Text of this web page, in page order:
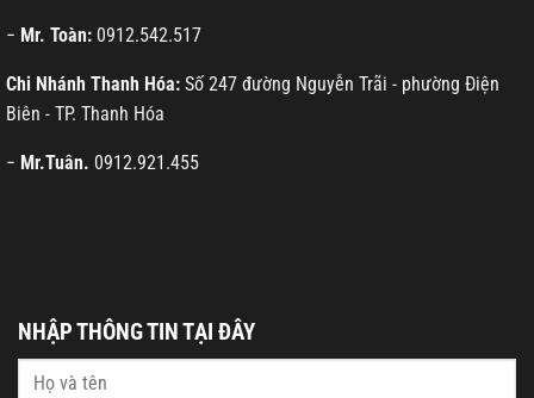
− Mr. Toàn: 0912.542.517
Chi Nhánh Thanh Hóa: Số 247 đường Nguyễn Trãi - phường Điện
Biên - TP. Thanh Hóa
− Mr.Tuân. 0912.921.455
NHẬP THÔNG TIN TẠI ĐÂY